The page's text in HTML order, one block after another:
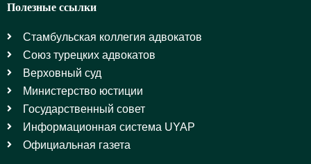
Полезные ссылки
Стамбульская коллегия адвокатов
Союз турецких адвокатов
Верховный суд
Министерство юстиции
Государственный совет
Информационная система UYAP
Официальная газета